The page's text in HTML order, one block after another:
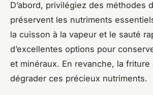
D’abord, privilégiez des méthodes
préservent les nutriments
la cuisson à la vapeur et le sauté
d’excellentes options pour
et minéraux. En revanche, la friture
dégrader ces précieux nutriments.